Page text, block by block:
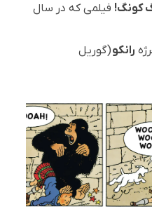
کونگ! فیلمی که در سال
رانکو(گوریل